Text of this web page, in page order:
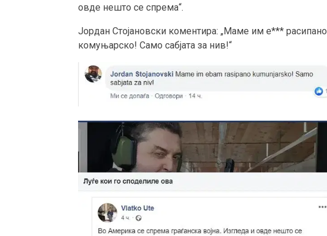
овде нешто се спрема“.
Јордан Стојановски коментира: „Маме им е*** расипано
комуњарско! Само сабјата за нив!“